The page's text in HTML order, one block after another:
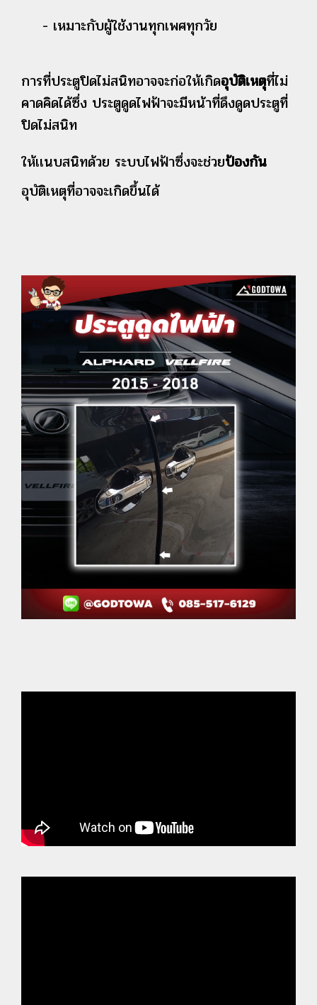
- เหมาะกับผู้ใช้งานทุกเพศทุกวัย
การที่ประตูปิดไม่สนิทอาจจะก่อให้เกิดอุบัติเหตุที่ไม่
คาดคิดได้ซึ่ง ประตูดูดไฟฟ้าจะมีหน้าที่ดึงดูดประตูที่
ปิดไม่สนิท
ให้เเนบสนิทด้วย ระบบไฟฟ้าซึ่งจะช่วยป้องกัน
อุบัติเหตุที่อาจจะเกิดขึ้นได้